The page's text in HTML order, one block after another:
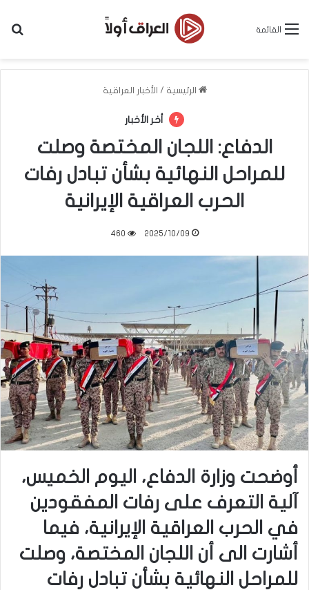
القائمة
الرئيسية / الأخبار العراقية
أخر الأخبار
الدفاع: اللجان المختصة وصلت
للمراحل النهائية بشأن تبادل رفات
الحرب العراقية الإيرانية
2025/10/09
460
أوضحت وزارة الدفاع، اليوم الخميس،
آلية التعرف على رفات المفقودين
في الحرب العراقية الإيرانية، فيما
أشارت الى أن اللجان المختصة، وصلت
للمراحل النهائية بشأن تبادل رفات